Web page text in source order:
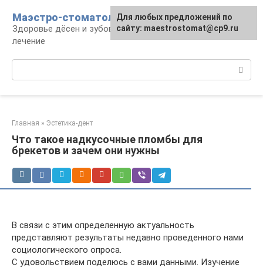
контенту
Маэстро-стоматолог
Здоровье дёсен и зубов, диагностика и
лечение
Главная » Эстетика-дент
Что такое надкусочные пломбы для
брекетов и зачем они нужны
В связи с этим определенную актуальность
представляют результаты недавно проведенного нами
социологического опроса.
С удовольствием поделюсь с вами данными. Изучение
Для любых предложений по
сайту: maestrostomat@cp9.ru